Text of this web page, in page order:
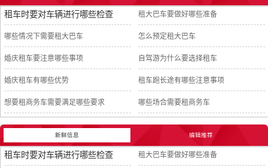
租车时要对车辆进行哪些检查 租大巴车要做好哪些准备
哪些情况下需要租大巴车 怎么预定租大巴车
婚庆租车要注意哪些事项 自驾游为什么要选择租车
婚庆租车有哪些优势 租车跑长途有哪些注意事项
想要租商务车需要满足哪些要求 哪些场合需要租商务车
新鲜信息 编辑推荐
租车时要对车辆进行哪些检查 租大巴车要做好哪些准备